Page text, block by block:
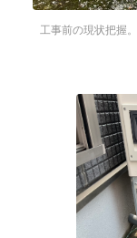
工事前の現状把握